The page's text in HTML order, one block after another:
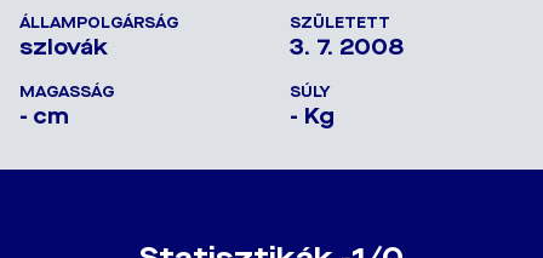
ÁLLAMPOLGÁRSÁG
szlovák
SZÜLETETT
3. 7. 2008
MAGASSÁG
- cm
SÚLY
- Kg